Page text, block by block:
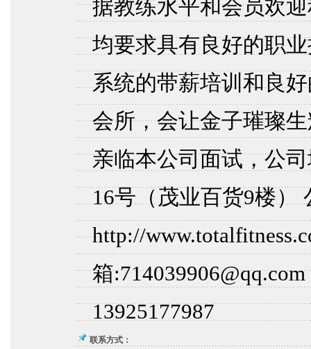
据教练水平和会员欢
均要求具有良好的职
系统的带薪培训和良
会所，会让金子璀璨
亲临本公司面试，公
16号（茂业百货9楼）
http://
箱
13925177987
联系方式：